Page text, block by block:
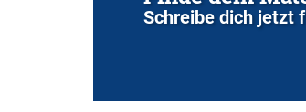
Schreibe dich jetzt